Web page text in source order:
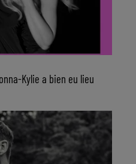
Kylie a bien eu lieu